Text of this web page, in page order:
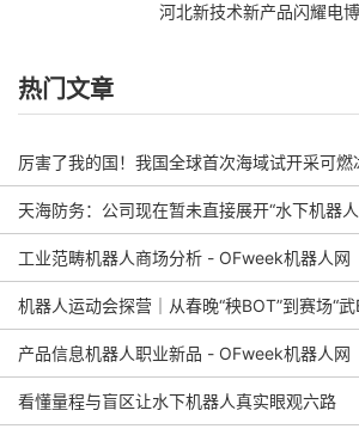
河北新技术新产品闪耀电
热门文章
厉害了我的国！我国全球首次海域试开采可
天海防务：公司现在暂未直接展开“水下机器
工业范畴机器人商场分析 - OFweek机器人网
机器人运动会探营｜从春晚“秧BOT”到赛场“
看头？
产品信息机器人职业新品 - OFweek机器人网
看懂量程与盲区让水下机器人真实眼观六路